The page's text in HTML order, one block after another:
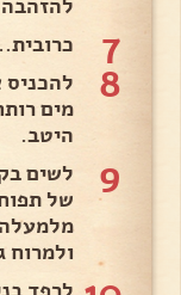
7
8
היטב.
9
לשים
של